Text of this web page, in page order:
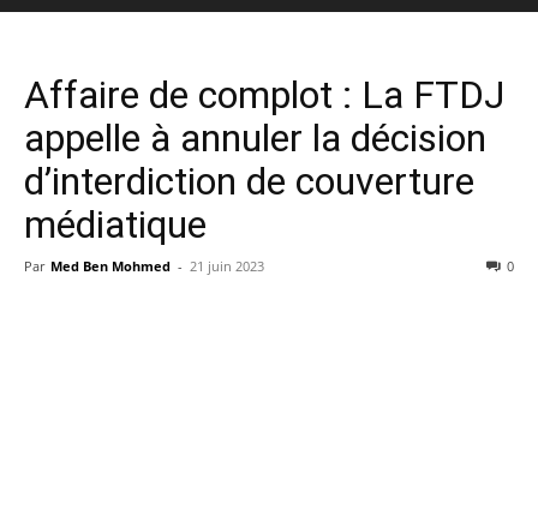
Affaire de complot : La FTDJ
appelle à annuler la décision
d’interdiction de couverture
médiatique
Par Med Ben Mohmed - 21 juin 2023 0